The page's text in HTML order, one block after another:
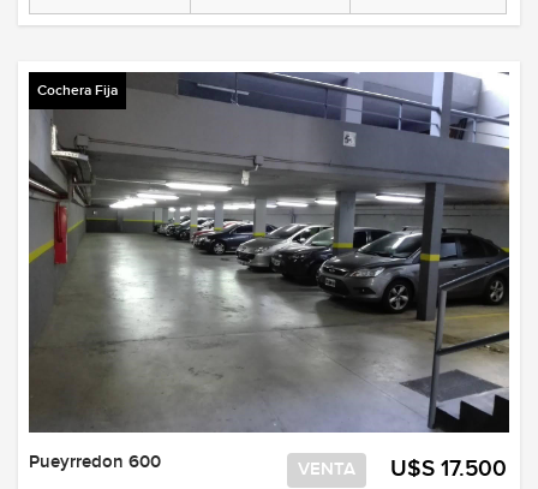
Cochera Fija
U$S 17.500
VENTA
Pueyrredon 600